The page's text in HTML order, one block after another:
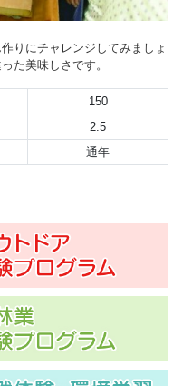
りにチャレンジしてみましょ
た美味しさです。
150
2.5
通年